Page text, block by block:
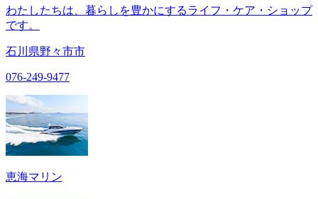
わたしたちは、暮らしを豊かにするライフ・ケア・ショップ
です。
石川県野々市市
076-249-9477
恵海マリン